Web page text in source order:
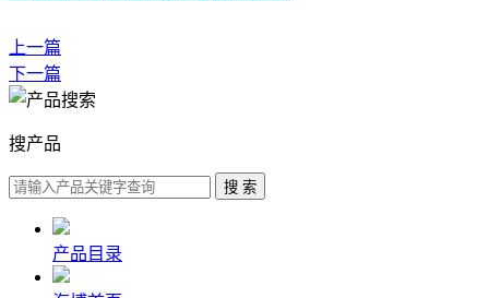
上一篇
下一篇
搜产品
产品目录